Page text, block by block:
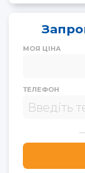
МОЯ ЦІНА
ТЕЛЕФОН